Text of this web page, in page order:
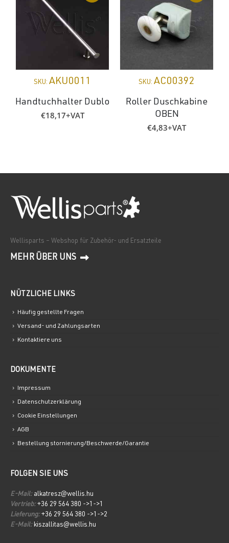
SKU: AKU0011
Handtuchhalter Dublo
€18,17+VAT
SKU: AC00392
Roller Duschkabine
OBEN
€4,83+VAT
Wellisparts – Webshop für Zubehör- und Ersatzteile
MEHR ÜBER UNS
NÜTZLICHE LINKS
Häufig gestellte Fragen
Versand- und Zahlungsarten
Kontaktiere uns
DOKUMENTE
Impressum
Datenschutzerklärung
Cookie Einstellungen
AGB
Bestellung stornierung/Beschwerde/Garantie
FOLGEN SIE UNS
E-Mail: alkatresz@wellis.hu
Vertrieb: +36 29 564 380 ->1->1
Lieferung: +36 29 564 380 ->1->2
E-Mail: kiszallitas@wellis.hu